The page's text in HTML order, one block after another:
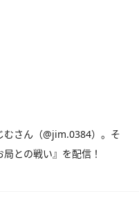
さん（@jim.0384）。そ
との戦い』を配信！